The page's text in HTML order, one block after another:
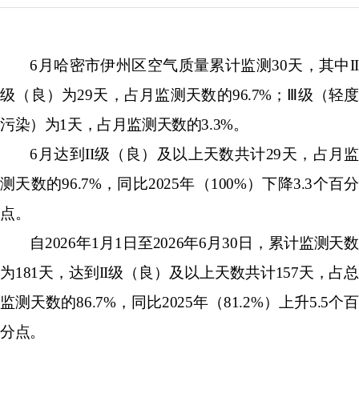
6 月哈密市伊州区空气质量累计监测 30天，其中II
级（良）为29天，占月监测天数的96.7%；
Ⅲ级（轻度
污染）为1 天，占月监测天数的3.3%。
6 月达到II级（良） 及以上天数共计29天，占 月 监
测天数的96.7%， 同比2025年（100%）下降3.3个百分
点。
自2026年1 月 1 日至2026年6 月 30 日 ，累计监测天数
为181 天， 达到 II级（良）及以上天数共计157天，占总
监测天数的86.7%，同比2025年（81.2%） 上升5.5个百
分点。